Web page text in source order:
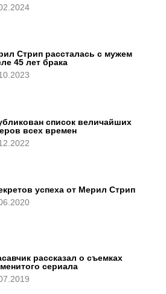
Стрип рассталась с мужем
45 лет брака
список величайших
всех времен
успеха от Мерил Стрип
рассказал о съемках
сериала